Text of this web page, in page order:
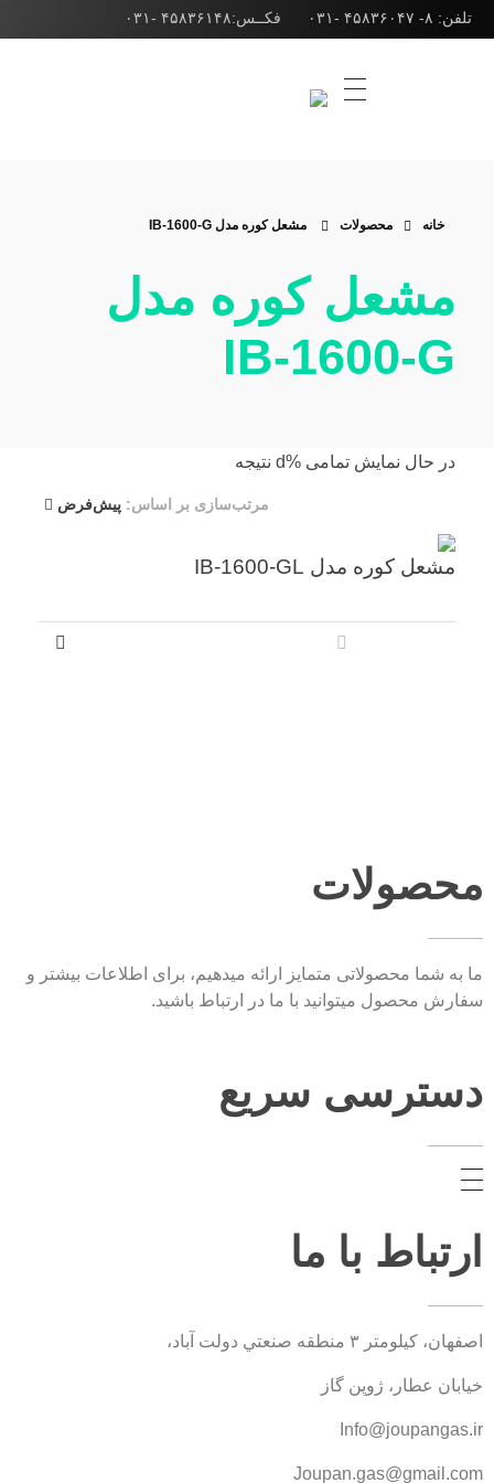
تلفن: ۸- ۴۵۸۳۶۰۴۷ -۰۳۱ فکــس:۴۵۸۳۶۱۴۸ -۰۳۱
خانه محصولات مشعل کوره مدل IB-1600-G
مشعل کوره مدل
IB-1600-G
‫در حال نمایش تمامی %d نتیجه
مرتب‌سازی بر اساس: پیش‌فرض
مشعل کوره مدل IB-1600-GL
محصولات
ما به شما محصولاتی متمایز ارائه میدهیم، برای اطلاعات بیشتر و
سفارش محصول میتوانید با ما در ارتباط باشید.
دسترسی سریع
ارتباط با ما
اصفهان، کيلومتر ۳ منطقه صنعتي دولت آباد،
خیابان عطار، ژوپن گاز
Info@joupangas.ir
Joupan.gas@gmail.com